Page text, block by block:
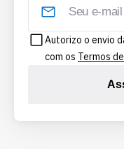
Autorizo o envio
com os Termos